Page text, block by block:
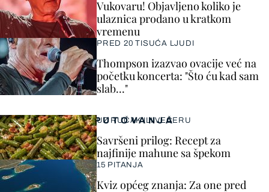
Vukovaru! Objavljeno koliko je
ulaznica prodano u kratkom
vremenu
PRED 20 TISUĆA LJUDI
Thompson izazvao ovacije već na
početku koncerta: "Što ću kad sam
slab..."
PUTOVANJA
UZ RUČAK ILI VEČERU
Savršeni prilog: Recept za
najfinije mahune sa špekom
15 PITANJA
Kviz općeg znanja: Za one pred